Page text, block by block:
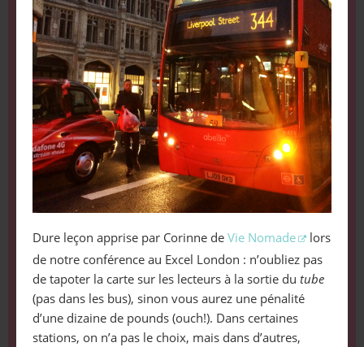
Dure leçon apprise par Corinne de Vie Nomade
lors
de notre conférence au Excel London : n’oubliez pas
de tapoter la carte sur les lecteurs à la sortie du tube
(pas dans les bus), sinon vous aurez une pénalité
d’une dizaine de pounds (ouch!). Dans certaines
stations, on n’a pas le choix, mais dans d’autres,